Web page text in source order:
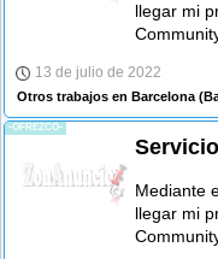
llegar mi
13 de julio de 2022
Otros trabajos en Barcelona
-OFREZCO-
Mediante
llegar mi